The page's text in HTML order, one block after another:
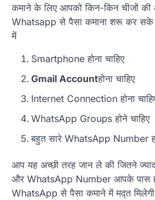
कमाने के लिए आपको किन-किन चीजों
Whatsapp से पैसा कमाना शरू कर सके
में
Smartphone होना चाहिए
Gmail Accountहोना चाहिए
Internet Connection होना
WhatsApp Groups होने चाहिए
बहुत सारे WhatsApp Number
आप यह अच्छी तरह जान ले की जितने
और WhatsApp Number आपके पास
WhatsApp से पैसा कमाने में मद्त